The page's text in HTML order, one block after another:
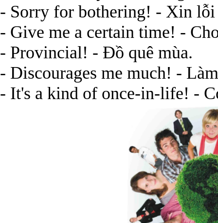
- Sorry for bothering! - Xin
- Give me a certain time! -
- Provincial! - Đồ quê mùa.
- Discourages me much! -
- It's a kind of once-in-life! -